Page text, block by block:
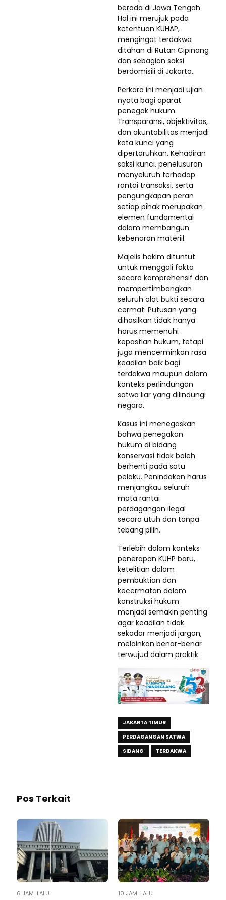
berada di Jawa Tengah.
Hal ini merujuk pada
ketentuan KUHAP,
mengingat terdakwa
ditahan di Rutan Cipinang
dan sebagian saksi
berdomisili di Jakarta.
Perkara ini menjadi ujian
nyata bagi aparat
penegak hukum.
Transparansi, objektivitas,
dan akuntabilitas menjadi
kata kunci yang
dipertaruhkan. Kehadiran
saksi kunci, penelusuran
menyeluruh terhadap
rantai transaksi, serta
pengungkapan peran
setiap pihak merupakan
elemen fundamental
dalam membangun
kebenaran materiil.
Majelis hakim dituntut
untuk menggali fakta
secara komprehensif dan
mempertimbangkan
seluruh alat bukti secara
cermat. Putusan yang
dihasilkan tidak hanya
harus memenuhi
kepastian hukum, tetapi
juga mencerminkan rasa
keadilan baik bagi
terdakwa maupun dalam
konteks perlindungan
satwa liar yang dilindungi
negara.
Kasus ini menegaskan
bahwa penegakan
hukum di bidang
konservasi tidak boleh
berhenti pada satu
pelaku. Penindakan harus
menjangkau seluruh
mata rantai
perdagangan ilegal
secara utuh dan tanpa
tebang pilih.
Terlebih dalam konteks
penerapan KUHP baru,
ketelitian dalam
pembuktian dan
kecermatan dalam
konstruksi hukum
menjadi semakin penting
agar keadilan tidak
sekadar menjadi jargon,
melainkan benar-benar
terwujud dalam praktik.
JAKARTA TIMUR
PERDAGANGAN SATWA
SIDANG
TERDAKWA
Pos Terkait
6 JAM LALU 10 JAM LALU